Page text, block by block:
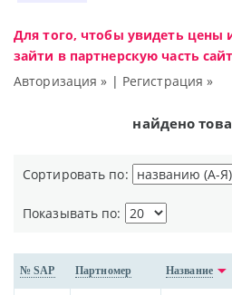
Для того, чтобы увидеть цены
зайти в партнерскую часть
Авторизация » | Регистрация »
найдено
Сортировать по:
Показывать по:
№ SAP Партномер Название